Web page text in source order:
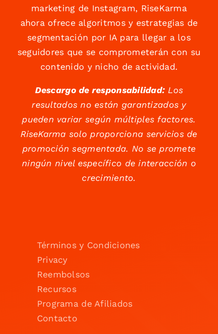
marketing de Instagram, RiseKarma
ahora ofrece algoritmos y estrategias de
segmentación por IA para llegar a los
seguidores que se comprometerán con su
contenido y nicho de actividad.
Descargo de responsabilidad:Los
resultados no están garantizados y
pueden variar según múltiples factores.
RiseKarma solo proporciona servicios de
promoción segmentada. No se promete
ningún nivel específico de interacción o
crecimiento.
Términos y Condiciones
Privacy
Reembolsos
Recursos
Programa de Afiliados
Contacto